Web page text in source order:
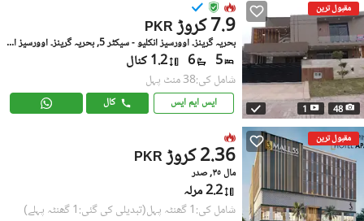
مقبول ترین
48
1
PKR 7.9 کروڑ
بحریہ گرینز۔ اوورسیز انکلیو - سیکٹر 5, بحریہ گرینز۔ اوورسیز انکلیو
5
6 1.2 کنال
شامل کی:38 منٹ پہل
ایس ایم ایس کال
مقبول ترین
PKR 2.36 کروڑ
مال ٣٥, صدر
2.2 مرلہ
شامل کی:1 گھنٹہ پہل (تبدیلی کی گئی:1 گھنٹہ پہلے)